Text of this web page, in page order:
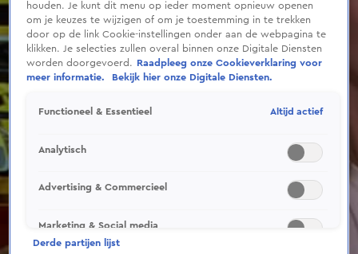
houden. Je kunt dit menu op ieder moment opnieuw openen
om je keuzes te wijzigen of om je toestemming in te trekken
door op de link Cookie-instellingen onder aan de webpagina te
klikken. Je selecties zullen overal binnen onze Digitale Diensten
worden doorgevoerd.
Raadpleeg onze Cookieverklaring voor
meer informatie.
Bekijk hier onze Digitale Diensten.
Functioneel & Essentieel Altijd actief
Analytisch
Advertising & Commercieel
Marketing & Social media
Derde partijen lijst